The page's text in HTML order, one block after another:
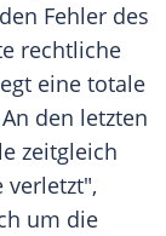
Fehler des
rechtliche
eine totale
den letzten
zeitgleich
verletzt",
um die